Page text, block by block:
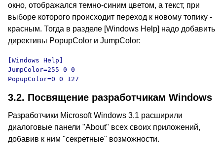
окно, отображался темно-синим цветом, а текст, при
выборе которого происходит переход к новому топику -
красным. Тогда в разделе [Windows Help] надо добавить
директивы PopupColor и JumpColor:
[Windows Help]
JumpColor=255 0 0
PopupColor=0 0 127
3.2. Посвящение разработчикам Windows
Разработчики Microsoft Windows 3.1 расширили
диалоговые панели "About" всех своих приложений,
добавив к ним "секретные" возможности.